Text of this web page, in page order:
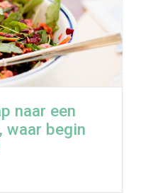
naar een
waar begin